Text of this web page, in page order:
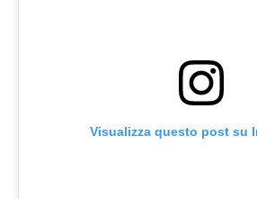
Visualizza questo post su